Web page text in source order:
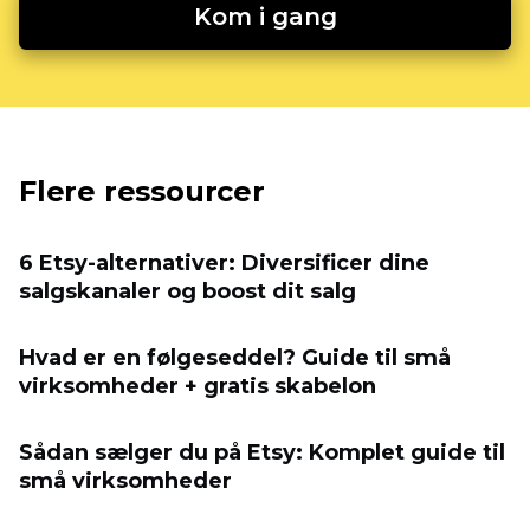
Kom i gang
Flere ressourcer
6 Etsy-alternativer: Diversificer dine
salgskanaler og boost dit salg
Hvad er en følgeseddel? Guide til små
virksomheder + gratis skabelon
Sådan sælger du på Etsy: Komplet guide til
små virksomheder